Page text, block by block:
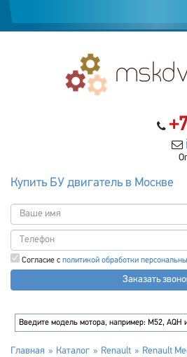
Купить БУ двигатель в Москве
Согласие с политикой обработки
Заказать
Главная Каталог Renault Renault